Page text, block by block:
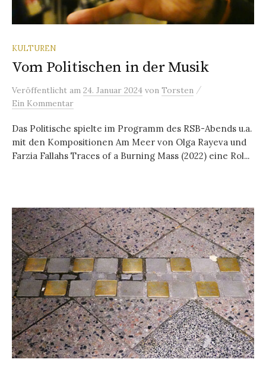
KULTUREN
Vom Politischen in der Musik
Veröffentlicht am 24. Januar 2024 von Torsten /
Ein Kommentar
Das Politische spielte im Programm des RSB-Abends u.a.
mit den Kompositionen Am Meer von Olga Rayeva und
Farzia Fallahs Traces of a Burning Mass (2022) eine Rol...